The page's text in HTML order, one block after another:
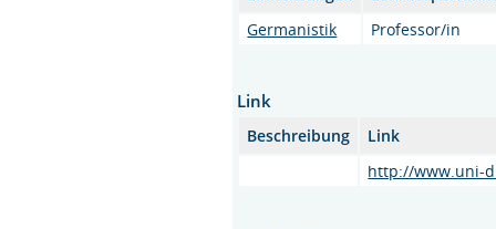
Germanistik
Professor/in
Link
Beschreibung
Link
http://www.uni-